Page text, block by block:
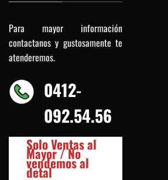
Para mayor información
contactanos y gustosamente te
atenderemos.
0412-
092.54.56
Solo Ventas al
Mayor / No
vendemos al
detal